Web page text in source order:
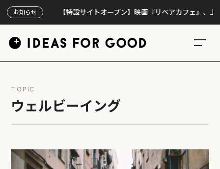
お知らせ【特設サイトオープン】映画『リペアカフェ』、上映300回
TOPIC
ウェルビーイング